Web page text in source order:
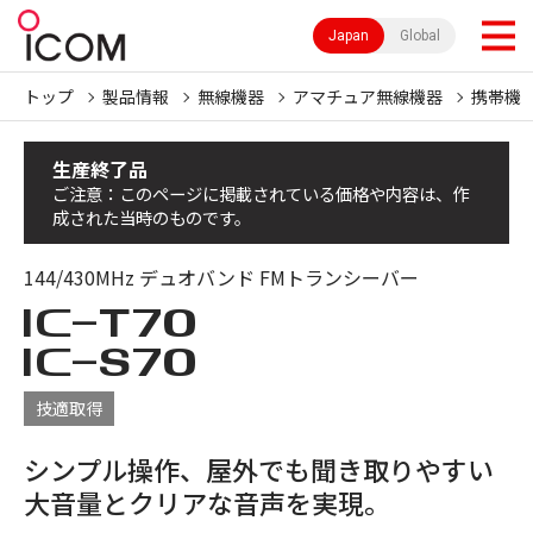
Japan Global
トップ 製品情報 無線機器 アマチュア無線機器 携帯機
生産終了品
ご注意：このページに掲載されている価格や内容は、作
成された当時のものです。
144/430MHz デュオバンド FMトランシーバー
IC-T70
IC-S70
技適取得
シンプル操作、屋外でも聞き取りやすい
大音量とクリアな音声を実現。